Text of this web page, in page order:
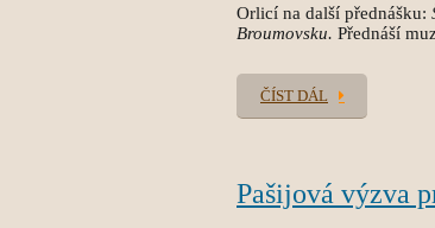
Orlicí na další přednášku:
Broumovsku. Přednáší
ČÍST DÁL
Pašijová výzva